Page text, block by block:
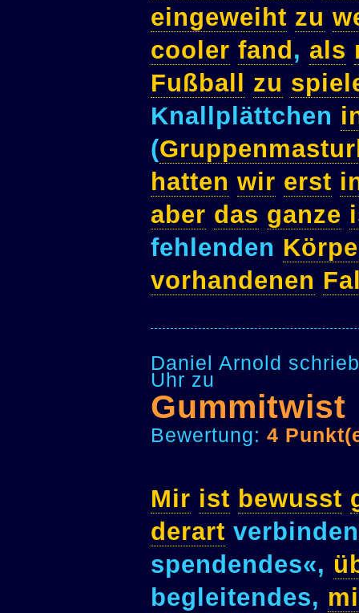
eingeweiht zu
cooler fand, als
Fußball
zu
Knallplättchen
(
hatten wir erst
aber das ganze
fehlenden
vorhandenen
Daniel Arnold
Uhr zu
Gummitwist
Bewertung: 4
Mir ist bewusst
derart
spendendes«,
begleitendes,